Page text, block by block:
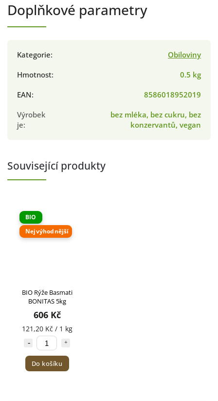
Doplňkové parametry
Kategorie:
Obiloviny
Hmotnost:
0.5 kg
EAN:
8586018952019
Výrobek
je:
bez mléka, bez cukru, bez
konzervantů, vegan
Související produkty
BIO
Nejvýhodnější
BIO Rýže Basmati
BONITAS 5kg
606 Kč
121,20 Kč / 1 kg
Do košíku